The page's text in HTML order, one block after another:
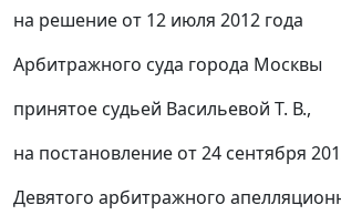
на решение от 12 июля 2012 года
Арбитражного суда города Москвы
принятое судьей Васильевой Т. В.,
на постановление от 24 сентября
Девятого арбитражного